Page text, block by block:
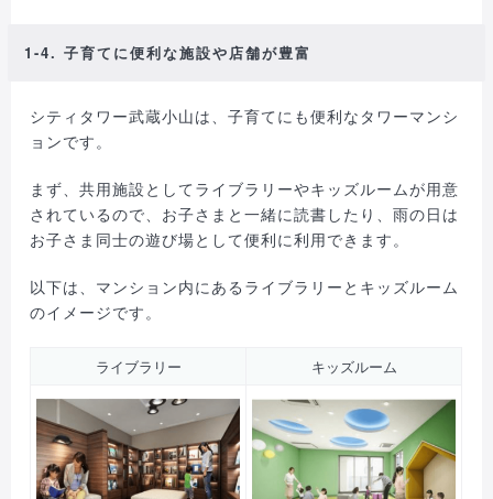
1-4. 子育てに便利な施設や店舗が豊富
シティタワー武蔵小山は、子育てにも便利なタワーマンシ
ョンです。
まず、共用施設としてライブラリーやキッズルームが用意
されているので、お子さまと一緒に読書したり、雨の日は
お子さま同士の遊び場として便利に利用できます。
以下は、マンション内にあるライブラリーとキッズルーム
のイメージです。
ライブラリー キッズルーム